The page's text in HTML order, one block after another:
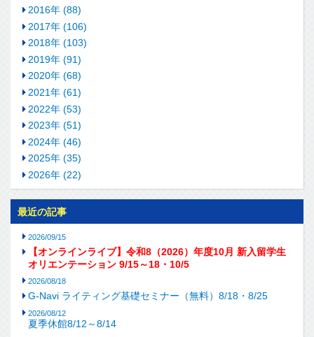
2016年 (88)
2017年 (106)
2018年 (103)
2019年 (91)
2020年 (68)
2021年 (61)
2022年 (53)
2023年 (51)
2024年 (46)
2025年 (35)
2026年 (22)
最近の記事
2026/09/15
【オンラインライブ】令和8（2026）年度10月 新入留学生
オリエンテーション 9/15～18・10/5
2026/08/18
G-Navi ライティング基礎セミナー（無料）8/18・8/25
2026/08/12
夏季休館8/12～8/14